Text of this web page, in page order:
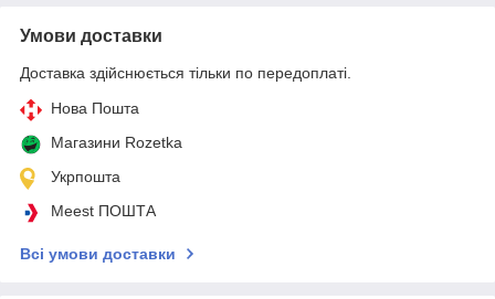
Умови доставки
Доставка здійснюється тільки по передоплаті.
Нова Пошта
Магазини Rozetka
Укрпошта
Meest ПОШТА
Всі умови доставки